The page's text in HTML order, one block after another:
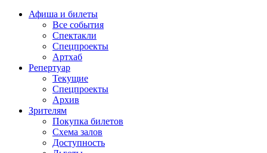
Афиша и билеты
Все события
Спектакли
Спецпроекты
Артхаб
Репертуар
Текущие
Спецпроекты
Архив
Зрителям
Покупка билетов
Схема залов
Доступность